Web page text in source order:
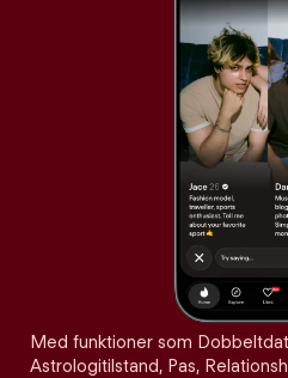
Med funktioner som
Astrologitilstand, Pas,